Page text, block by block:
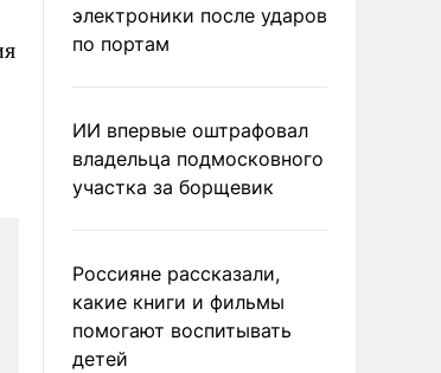
электроники после ударов
по портам
ИИ впервые оштрафовал
владельца подмосковного
участка за борщевик
Россияне рассказали,
какие книги и фильмы
помогают воспитывать
детей